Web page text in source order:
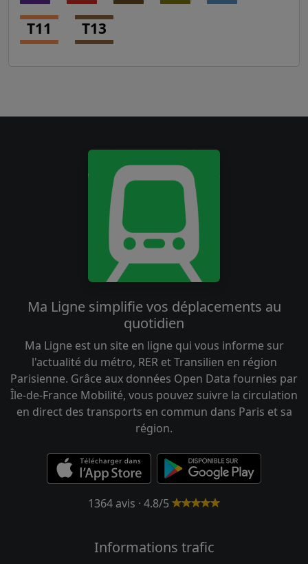
T11 T13
Ma Ligne simplifie vos déplacements au
quotidien
Ma Ligne est un site en ligne qui vous informe sur
l'actualité du métro, RER et Transilien en région
Parisienne. Grâce aux données Open Data fournies par
Île-de-France Mobilité, vous pouvez suivre la circulation
en direct des transports en commun dans Paris et sa
région.
1364 avis · 4.8/5
Informations trafic